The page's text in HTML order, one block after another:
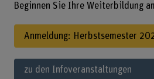
Beginnen Sie Ihre Weiterbildung
Anmeldung: Herbstsemester
zu den Infoveranstaltungen